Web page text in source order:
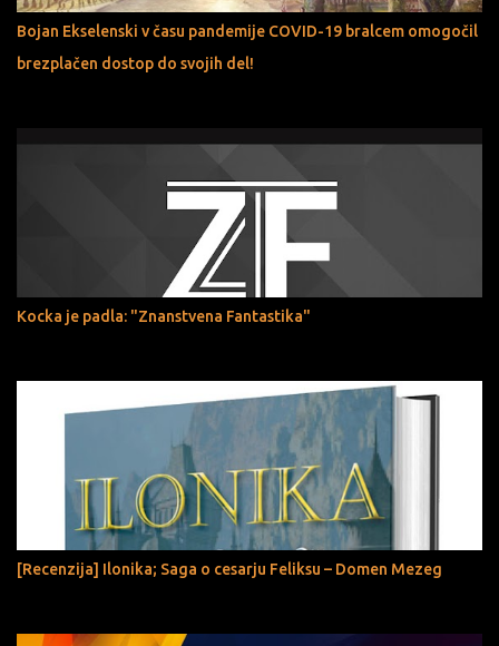
Bojan Ekselenski v času pandemije COVID-19 bralcem omogočil
brezplačen dostop do svojih del!
Kocka je padla: "Znanstvena Fantastika"
[Recenzija] Ilonika; Saga o cesarju Feliksu – Domen Mezeg